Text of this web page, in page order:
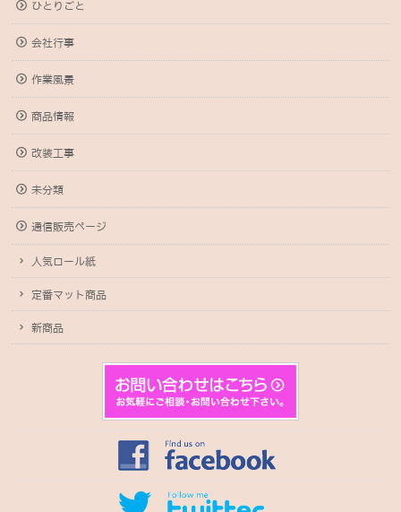
ひとりごと
会社行事
作業風景
商品情報
改装工事
未分類
通信販売ページ
人気ロール紙
定番マット商品
新商品